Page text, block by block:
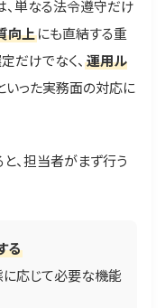
単なる法令遵守だけ
向上にも直結する重
だけでなく、 運用ル
いった実務面の対応に
、担当者がまず行う
る
応じて必要な機能